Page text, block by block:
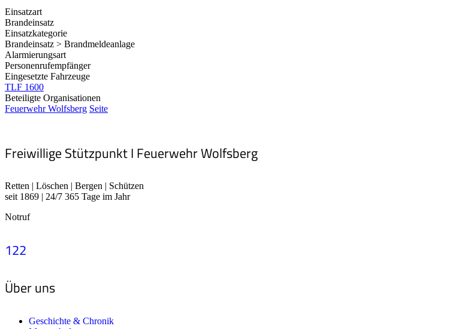
Einsatzart
Brandeinsatz
Einsatzkategorie
Brandeinsatz > Brandmeldeanlage
Alarmierungsart
Personenrufempfänger
Eingesetzte Fahrzeuge
TLF 1600
Beteiligte Organisationen
Feuerwehr Wolfsberg Seite
Freiwillige Stützpunkt I Feuerwehr Wolfsberg
Retten | Löschen | Bergen | Schützen
seit 1869 | 24/7 365 Tage im Jahr
Notruf
122
Über uns
Geschichte & Chronik